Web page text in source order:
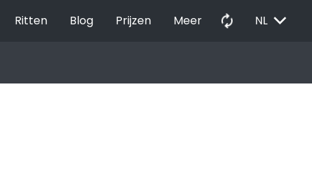
Ritten Blog Prijzen Meer autorenew NL EXPAND_MORE